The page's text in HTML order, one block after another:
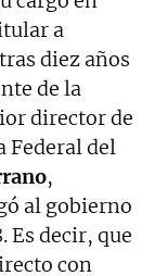
a
diez años
de la
director de
Federal del
,
al gobierno
Es decir, que
con